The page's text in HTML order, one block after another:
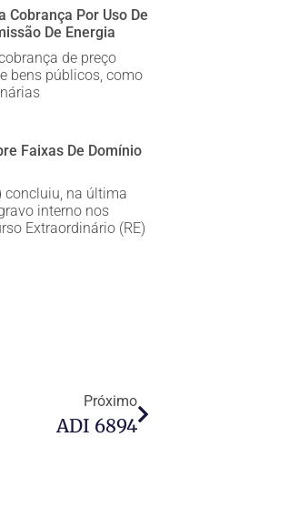
Cobrança Por Uso De
De Energia
de preço
bens públicos, como
Faixas De Domínio
concluiu, na última
interno nos
Extraordinário (RE)
Próximo
ADI 6894